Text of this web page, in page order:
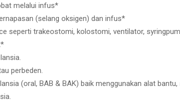
melalui infus*
(selang oksigen) dan infus*
seperti trakeostomi, kolostomi, ventilator,
perbeden.
(oral, BAB & BAK) baik menggunakan alat